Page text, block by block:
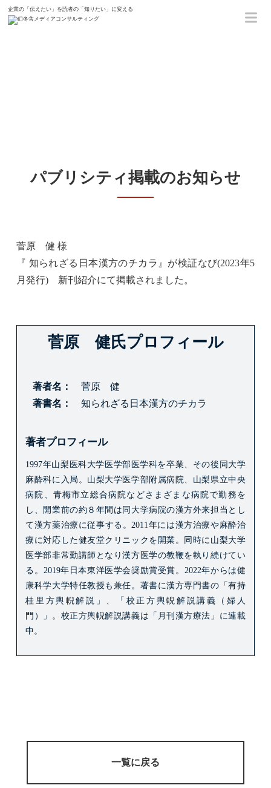
企業の「伝えたい」を読者の「知りたい」に変える
ホーム 新着情報
パブリシティ掲載のお知らせ
菅原 健 様
『 知られざる日本漢方のチカラ 』が検証なび(2023年5
月発行)新刊紹介にて掲載されました。
菅原 健氏プロフィール
著者名
菅原 健
著書名
知られざる日本漢方のチカラ
著者プロフィール
1997年山梨医科大学医学部医学科を卒業、その後同大学
麻酔科に入局。 山梨大学医学部附属病院、山梨県立中央
病院、青梅市立総合病院などさまざまな病院で勤務を
し、開業前の約８年間は同大学病院の漢方外来担当とし
て漢方薬治療に従事する。 2011年には漢方治療や麻酔治
療に対応した健友堂クリニックを開業。 同時に山梨大学
医学部非常勤講師となり漢方医学の教鞭を執り続けてい
る。 2019年日本東洋医学会奨励賞受賞。2022年からは健
康科学大学特任教授も兼任。 著書に漢方専門書の「有持
桂里方輿輗解説」、「校正方輿輗解説講義（婦人
門）」。 校正方輿輗解説講義は「月刊漢方療法」に連載
中。
一覧に戻る